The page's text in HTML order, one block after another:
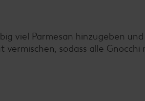
viel Parmesan hinzugeben
sodass alle Gnocchi